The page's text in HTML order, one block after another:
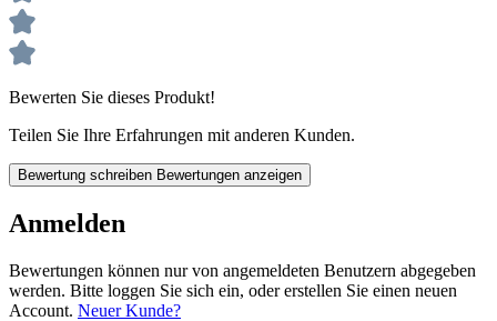
Bewerten Sie dieses Produkt!
Teilen Sie Ihre Erfahrungen mit anderen Kunden.
Bewertung schreiben Bewertungen anzeigen
Anmelden
Bewertungen können nur von angemeldeten Benutzern abgegeben
werden. Bitte loggen Sie sich ein, oder erstellen Sie einen neuen
Account. Neuer Kunde?